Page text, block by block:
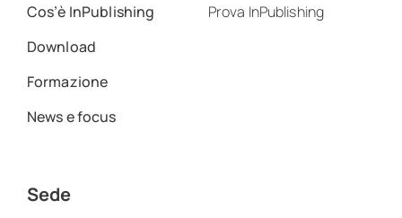
Cos’è InPublishing
Download
Formazione
News e focus
Prova InPublishing
Sede